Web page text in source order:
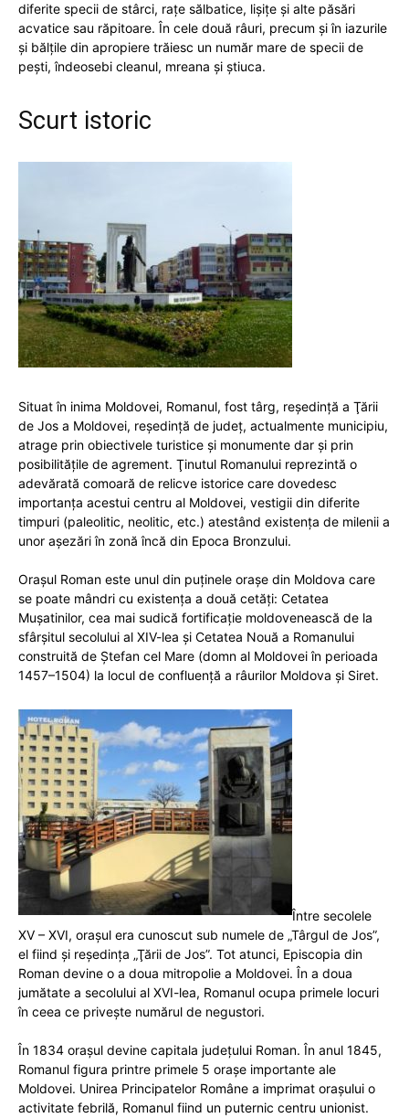
diferite specii de stârci, raţe sălbatice, lişiţe şi alte păsări
acvatice sau răpitoare. În cele două râuri, precum şi în iazurile
şi bălţile din apropiere trăiesc un număr mare de specii de
peşti, îndeosebi cleanul, mreana şi ştiuca.
Scurt istoric
Situat în inima Moldovei, Romanul, fost târg, reşedinţă a Ţării
de Jos a Moldovei, reşedinţă de judeţ, actualmente municipiu,
atrage prin obiectivele turistice şi monumente dar şi prin
posibilităţile de agrement. Ţinutul Romanului reprezintă o
adevărată comoară de relicve istorice care dovedesc
importanţa acestui centru al Moldovei, vestigii din diferite
timpuri (paleolitic, neolitic, etc.) atestând existenţa de milenii a
unor aşezări în zonă încă din Epoca Bronzului.
Oraşul Roman este unul din puţinele oraşe din Moldova care
se poate mândri cu existenţa a două cetăţi: Cetatea
Muşatinilor, cea mai sudică fortificaţie moldovenească de la
sfârşitul secolului al XIV-lea şi Cetatea Nouă a Romanului
construită de Ştefan cel Mare (domn al Moldovei în perioada
1457–1504) la locul de confluenţă a râurilor Moldova şi Siret.
Între secolele
XV – XVI, oraşul era cunoscut sub numele de „Târgul de Jos”,
el fiind şi reşedinţa „Ţării de Jos”. Tot atunci, Episcopia din
Roman devine o a doua mitropolie a Moldovei. În a doua
jumătate a secolului al XVI-lea, Romanul ocupa primele locuri
în ceea ce priveşte numărul de negustori.
În 1834 oraşul devine capitala judeţului Roman. În anul 1845,
Romanul figura printre primele 5 oraşe importante ale
Moldovei. Unirea Principatelor Române a imprimat oraşului o
activitate febrilă, Romanul fiind un puternic centru unionist.